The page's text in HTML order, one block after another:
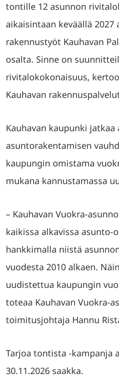
tontille 12 asunnon
aikaisintaan keväällä 2027
rakennustyöt Kauhavan
osalta. Sinne on
rivitalokokonaisuus,
Kauhavan
Kauhavan kaupunki
asuntorakentamisen
kaupungin omistama
mukana kannustamassa
– Kauhavan Vuokra-
kaikissa alkavissa asunto-
hankkimalla niistä
vuodesta 2010 alkaen.
uudistettua kaupungin
toteaa Kauhavan Vuokra-
toimitusjohtaja Hannu
Tarjoa tontista -kampanja
30.11.2026 saakka.